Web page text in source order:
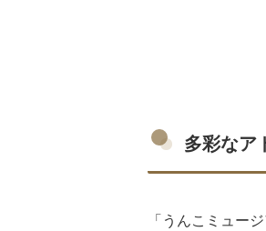
多彩なア
「うんこミュー